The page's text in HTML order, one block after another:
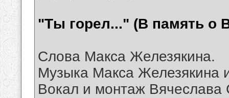
"Ты горел..." (В память о
Слова Макса Железякина.
Музыка Макса Железякина
Вокал и монтаж Вячеслава